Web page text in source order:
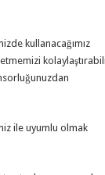
kullanacağımız
ile uyumlu olmak